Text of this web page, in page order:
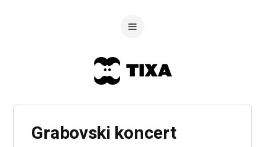
Grabovski koncert